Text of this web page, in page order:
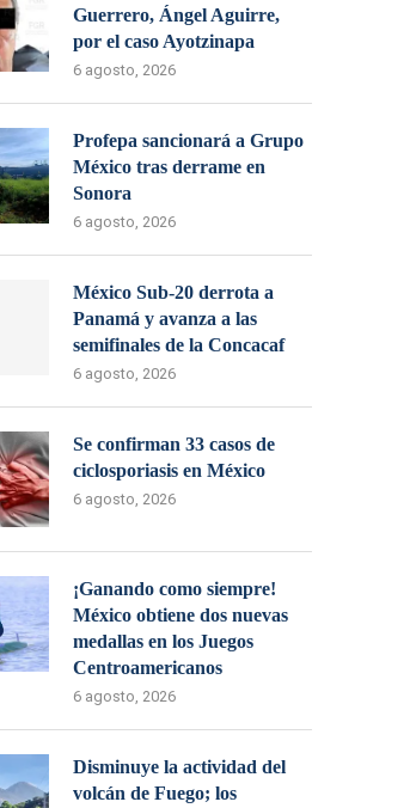
Guerrero, Ángel Aguirre,
por el caso Ayotzinapa
6 agosto, 2026
Profepa sancionará a Grupo
México tras derrame en
Sonora
6 agosto, 2026
México Sub-20 derrota a
Panamá y avanza a las
semifinales de la Concacaf
6 agosto, 2026
Se confirman 33 casos de
ciclosporiasis en México
6 agosto, 2026
¡Ganando como siempre!
México obtiene dos nuevas
medallas en los Juegos
Centroamericanos
6 agosto, 2026
Disminuye la actividad del
volcán de Fuego; los